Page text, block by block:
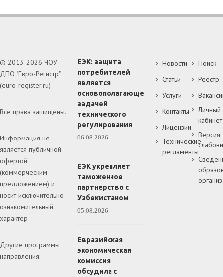
© 2013-2026 ЧОУ
ДПО "Евро-Регистр"
(euro-register.ru)
Все права защищены.
Информация не
является публичной
офертой
(коммерческим
предложением) и
носит исключительно
ознакомительный
характер
Другие программы
направления:
ЕЭК: защита
потребителей
является
основополагающей
задачей
технического
регулирования
06.08.2026
ЕЭК укрепляет
таможенное
партнерство с
Узбекистаном
05.08.2026
Евразийская
экономическая
комиссия
обсудила с
Новости
Статьи
Услуги
Контакты
Лицензии
Технические
регламенты
Поиск
Реестр
Личный
кабинет
Версия